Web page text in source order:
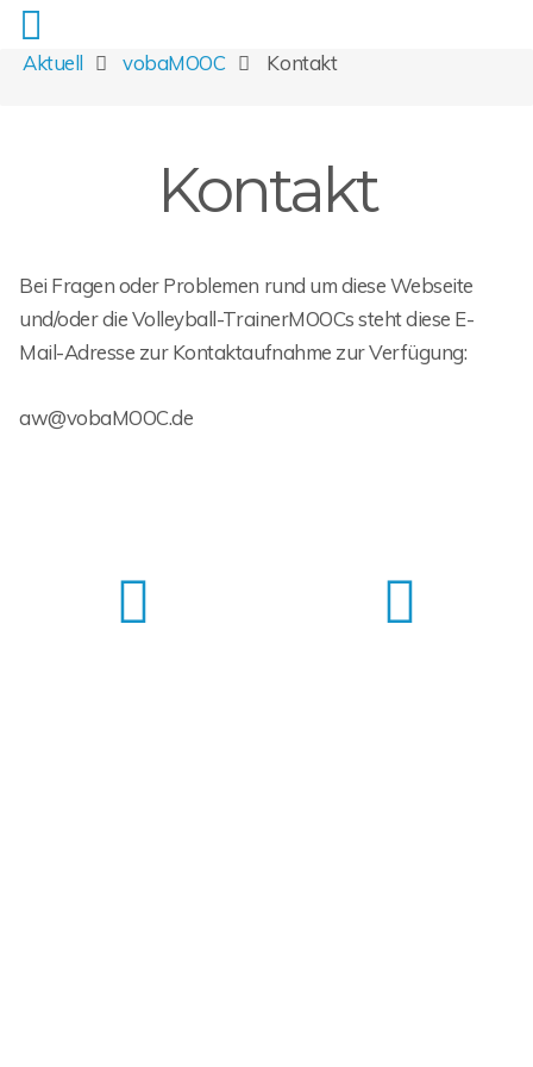
Aktuell vobaMOOC Kontakt
Kontakt
Bei Fragen oder Problemen rund um diese Webseite
und/oder die Volleyball-TrainerMOOCs steht diese E-
Mail-Adresse zur Kontaktaufnahme zur Verfügung:
aw@vobaMOOC.de